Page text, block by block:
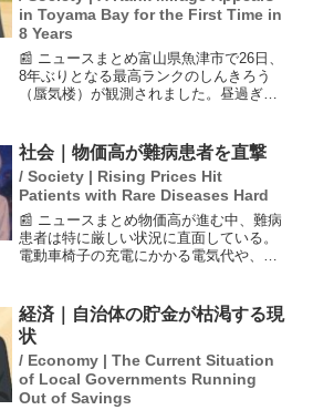
in Toyama Bay for the First Time in
8 Years
📰 ニュースまとめ富山県魚津市で26日、
8年ぶりとなる最高ランクのしんきろう
（蜃気楼）が観測されました。昼過ぎに
物館もこれをAランクとして評価しまし
た。特に新湊大橋付近...
社会｜物価高が難病患者を直撃
/ Society | Rising Prices Hit
Patients with Rare Diseases Hard
📰 ニュースまとめ物価高が進む中、難病
患者は特に厳しい状況に直面している。
電動車椅子の充電にかかる電気代や、介
る。物価上昇が障害者に与える影響につ
いて、当事者の声を通じて...
経済｜自治体の貯金が枯渇する現
状
/ Economy | The Current Situation
of Local Governments Running
Out of Savings